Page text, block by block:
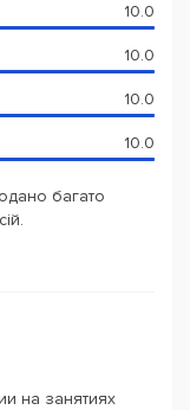
10.0
10.0
10.0
10.0
багато
на занятиях